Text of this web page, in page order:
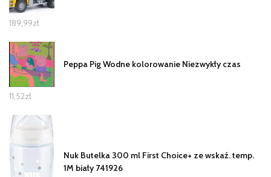
189,99zł
Peppa Pig Wodne kolorowanie Niezwykły czas
11,52zł
Nuk Butelka 300 ml First Choice+ ze wskaź. temp.
1M biały 741926